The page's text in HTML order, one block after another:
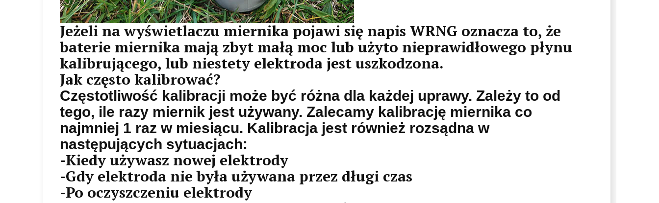
Jeżeli na wyświetlaczu miernika pojawi się napis WRNG oznacza to, że
baterie miernika mają zbyt małą moc lub użyto nieprawidłowego płynu
kalibrującego, lub niestety elektroda jest uszkodzona.
Jak często kalibrować?
Częstotliwość kalibracji może być różna dla każdej uprawy. Zależy to od
tego, ile razy miernik jest używany. Zalecamy kalibrację miernika co
najmniej 1 raz w miesiącu. Kalibracja jest również rozsądna w
następujących sytuacjach:
-Kiedy używasz nowej elektrody
-Gdy elektroda nie była używana przez długi czas
-Po oczyszczeniu elektrody